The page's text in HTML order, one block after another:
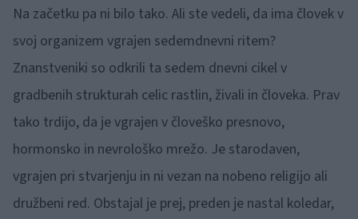
Na začetku pa ni bilo tako. Ali ste vedeli, da ima človek v
svoj organizem vgrajen sedemdnevni ritem?
Znanstveniki so odkrili ta sedem dnevni cikel v
gradbenih strukturah celic rastlin, živali in človeka. Prav
tako trdijo, da je vgrajen v človeško presnovo,
hormonsko in nevrološko mrežo. Je starodaven,
vgrajen pri stvarjenju in ni vezan na nobeno religijo ali
družbeni red. Obstajal je prej, preden je nastal koledar,